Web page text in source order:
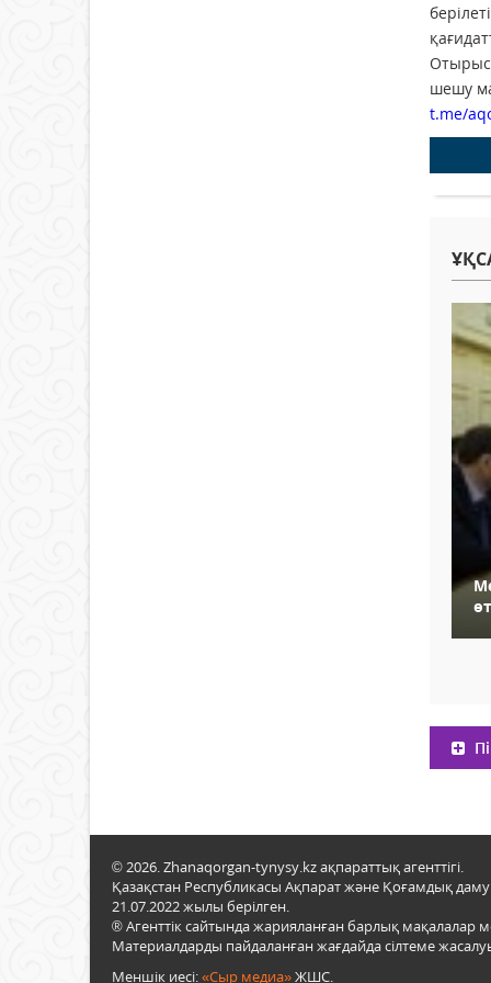
Отырыс
шешу
t.me/
© 2026. Zhanaqorgan-tynysy.kz ақпараттық агенттігі.
Қазақстан Республикасы Ақпарат және Қоғамдық даму
21.07.2022 жылы берілген.
® Агенттік сайтында жарияланған барлық
Материалдарды пайдаланған жағдайда сілтеме
Меншік иесі:«Сыр медиа»ЖШС.